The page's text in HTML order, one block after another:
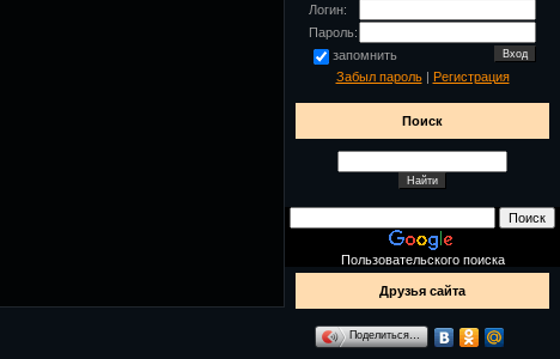
Логин:
Пароль:
запомнить
Забыл пароль| Регистрация
Поиск
Пользовательского поиска
Друзья сайта
Поделиться…